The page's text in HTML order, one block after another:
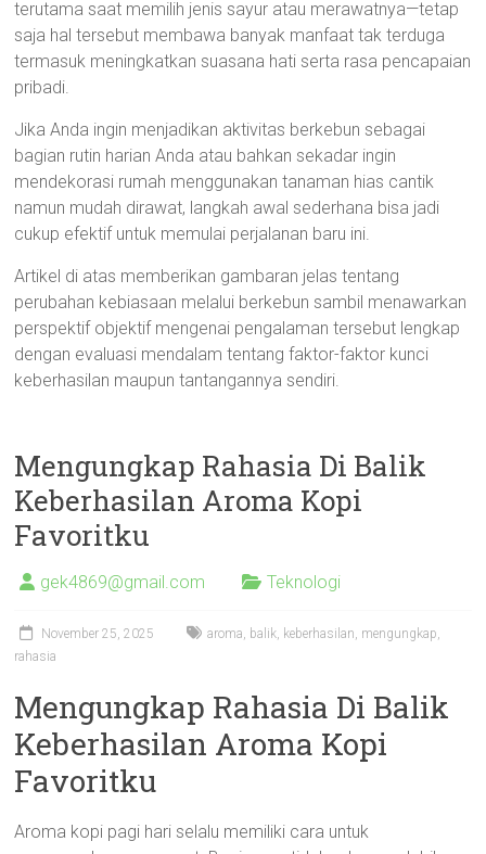
terutama saat memilih jenis sayur atau merawatnya—tetap
saja hal tersebut membawa banyak manfaat tak terduga
termasuk meningkatkan suasana hati serta rasa pencapaian
pribadi.
Jika Anda ingin menjadikan aktivitas berkebun sebagai
bagian rutin harian Anda atau bahkan sekadar ingin
mendekorasi rumah menggunakan tanaman hias cantik
namun mudah dirawat, langkah awal sederhana bisa jadi
cukup efektif untuk memulai perjalanan baru ini.
Artikel di atas memberikan gambaran jelas tentang
perubahan kebiasaan melalui berkebun sambil menawarkan
perspektif objektif mengenai pengalaman tersebut lengkap
dengan evaluasi mendalam tentang faktor-faktor kunci
keberhasilan maupun tantangannya sendiri.
Mengungkap Rahasia Di Balik
Keberhasilan Aroma Kopi
Favoritku
gek4869@gmail.com Teknologi
November 25, 2025 aroma, balik, keberhasilan, mengungkap,
rahasia
Mengungkap Rahasia Di Balik
Keberhasilan Aroma Kopi
Favoritku
Aroma kopi pagi hari selalu memiliki cara untuk